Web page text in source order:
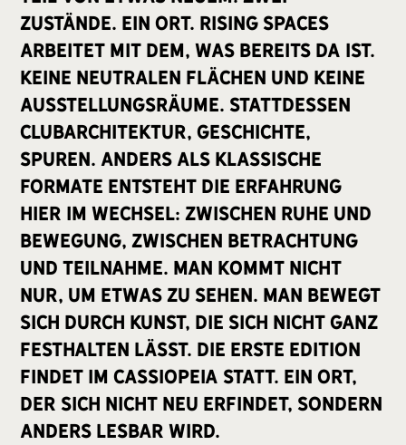
Zustände. Ein Ort. Rising Spaces
arbeitet mit dem, was bereits da ist.
Keine neutralen Flächen und keine
Ausstellungsräume. Stattdessen
Clubarchitektur, Geschichte,
Spuren. Anders als klassische
Formate entsteht die Erfahrung
hier im Wechsel: zwischen Ruhe und
Bewegung, zwischen Betrachtung
und Teilnahme. Man kommt nicht
nur, um etwas zu sehen. Man bewegt
sich durch Kunst, die sich nicht ganz
festhalten lässt. Die erste Edition
findet im cassiopeia statt. Ein Ort,
der sich nicht neu erfindet, sondern
anders lesbar wird.